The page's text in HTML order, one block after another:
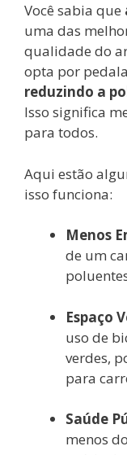
Você sabia que
uma das
qualidade do
opta por
reduzindo a
Isso significa
para todos.
Aqui estão
isso funciona:
Menos
de um
Espaço
uso de
verdes,
para
Saúde
menos